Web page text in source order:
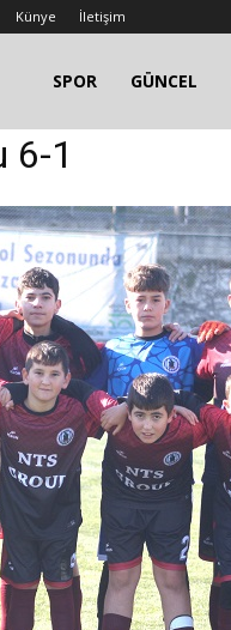
Künye İletişim
SPOR GÜNCEL
6-1